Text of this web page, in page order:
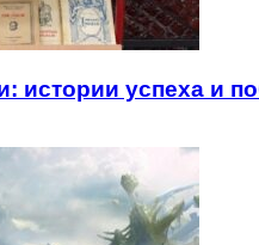
истории успеха и